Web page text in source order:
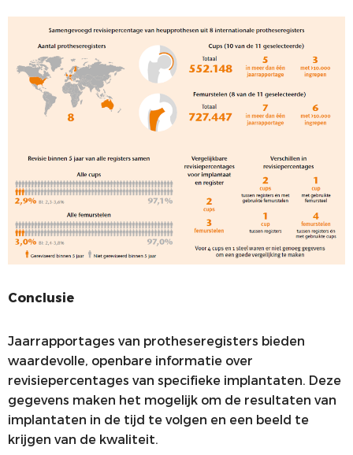
Conclusie
Jaarrapportages van protheseregisters bieden
waardevolle, openbare informatie over
revisiepercentages van specifieke implantaten. Deze
gegevens maken het mogelijk om de resultaten van
implantaten in de tijd te volgen en een beeld te
krijgen van de kwaliteit.